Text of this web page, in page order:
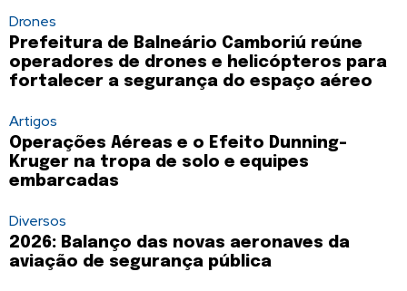
Drones
Prefeitura de Balneário Camboriú reúne
operadores de drones e helicópteros para
fortalecer a segurança do espaço aéreo
Artigos
Operações Aéreas e o Efeito Dunning-
Kruger na tropa de solo e equipes
embarcadas
Diversos
2026: Balanço das novas aeronaves da
aviação de segurança pública